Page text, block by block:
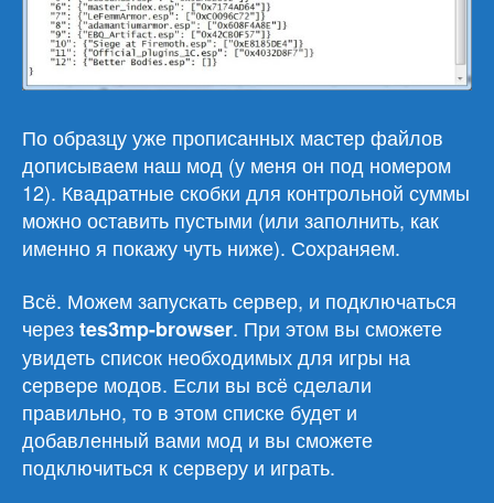
По образцу уже прописанных мастер файлов
дописываем наш мод (у меня он под номером
12). Квадратные скобки для контрольной суммы
можно оставить пустыми (или заполнить, как
именно я покажу чуть ниже). Сохраняем.
Всё. Можем запускать сервер, и подключаться
черезtes3mp-browser. При этом вы сможете
увидеть список необходимых для игры на
сервере модов. Если вы всё сделали
правильно, то в этом списке будет и
добавленный вами мод и вы сможете
подключиться к серверу и играть.